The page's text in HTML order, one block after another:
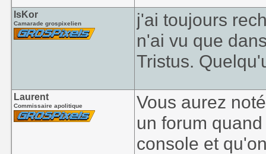
IsKor
Camarade grospixelien
j'ai toujours
n'ai vu que
Tristus.
Laurent
Commissaire apolitique
Vous aurez
un forum
console et